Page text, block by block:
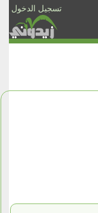
تسجيل الدخول
الأخبار
والمشاركات